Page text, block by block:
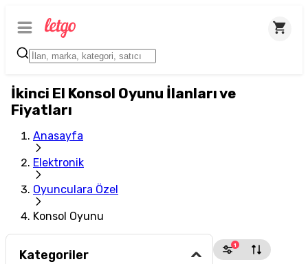
İkinci El Konsol Oyunu İlanları ve
Fiyatları
Anasayfa
Elektronik
Oyunculara Özel
Konsol Oyunu
Kategoriler
1